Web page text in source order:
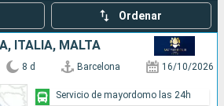
Ordenar
ITALIA, MALTA
8 d Barcelona 16/10/2026
Servicio de mayordomo las 24h